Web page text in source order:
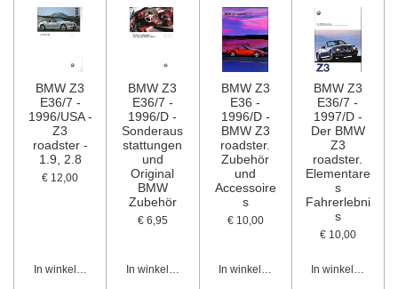
BMW Z3
E36/7 -
1996/USA -
Z3
roadster -
1.9, 2.8
€ 12,00
In winkelwagen
BMW Z3
E36/7 -
1996/D -
Sonderaus
stattungen
und
Original
BMW
Zubehör
€ 6,95
In winkelwagen
BMW Z3
E36 -
1996/D -
BMW Z3
roadster.
Zubehör
und
Accessoire
s
€ 10,00
In winkelwagen
BMW Z3
E36/7 -
1997/D -
Der BMW
Z3
roadster.
Elementare
s
Fahrerlebni
s
€ 10,00
In winkelwagen